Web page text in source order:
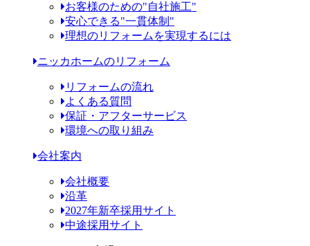
お客様のための"自社施工"
安心できる"一貫体制"
理想のリフォームを実現するには
ニッカホームのリフォーム
リフォームの流れ
よくある質問
保証・アフターサービス
環境への取り組み
会社案内
会社概要
沿革
2027年新卒採用サイト
中途採用サイト